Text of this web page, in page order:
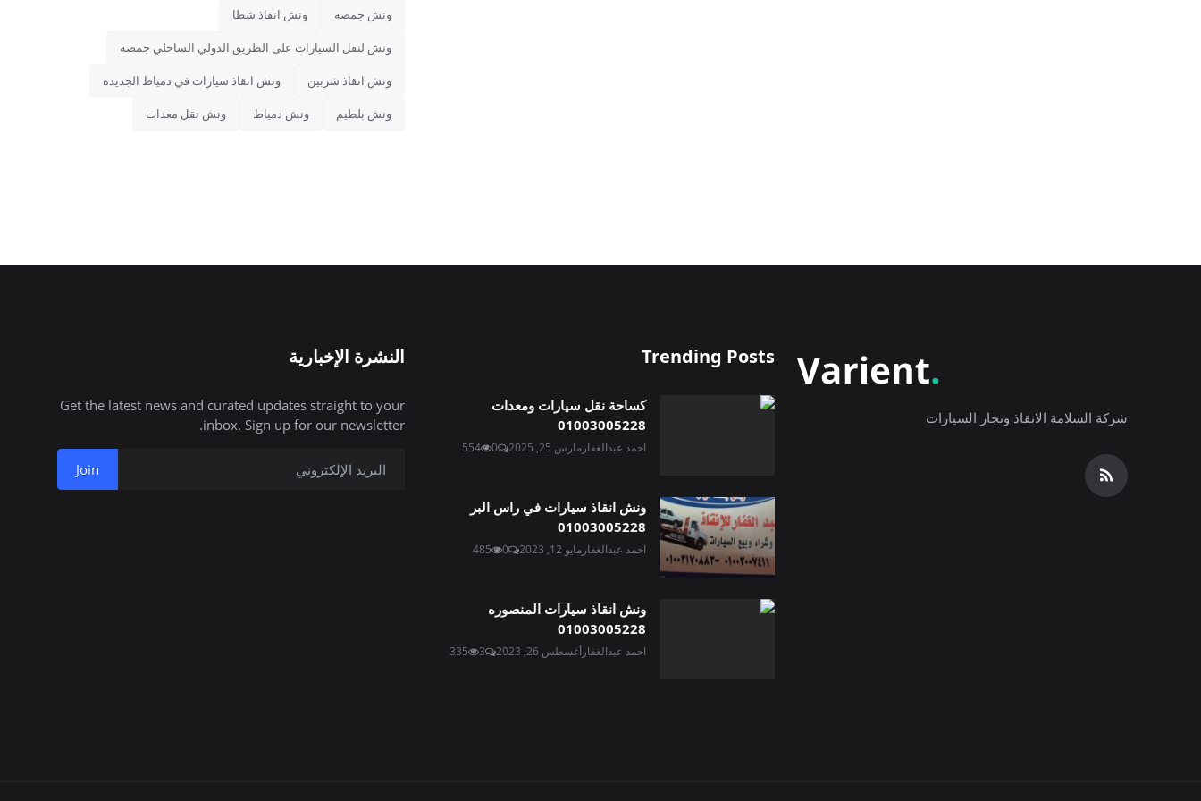
ونش جمصه ونش انقاذ شطا
ونش لنقل السيارات على الطريق الدولي الساحلي جمصه
ونش انقاذ شربين ونش انقاذ سيارات في دمياط الجديده
ونش بلطيم ونش دمياط ونش نقل معدات
شركة السلامة الانقاذ وتجار السيارات
Trending Posts
كساحة نقل سيارات ومعدات
01003005228
احمد عبدالغفارمارس 25, 2025 0
554
ونش انقاذ سيارات في راس البر
01003005228
احمد عبدالغفارمايو 12, 2023 0
485
ونش انقاذ سيارات المنصوره
01003005228
احمد عبدالغفار أغسطس 26, 2023 3
335
النشرة الإخبارية
Get the latest news and curated updates straight to your
inbox. Sign up for our newsletter.
Join